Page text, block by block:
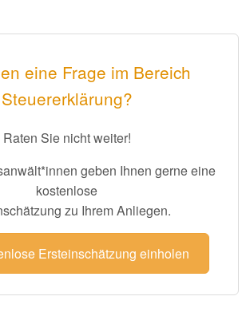
eine Frage im Bereich
Steuererklärung?
Raten Sie nicht weiter!
geben Ihnen gerne eine
kostenlose
zu Ihrem Anliegen.
Ersteinschätzung einholen